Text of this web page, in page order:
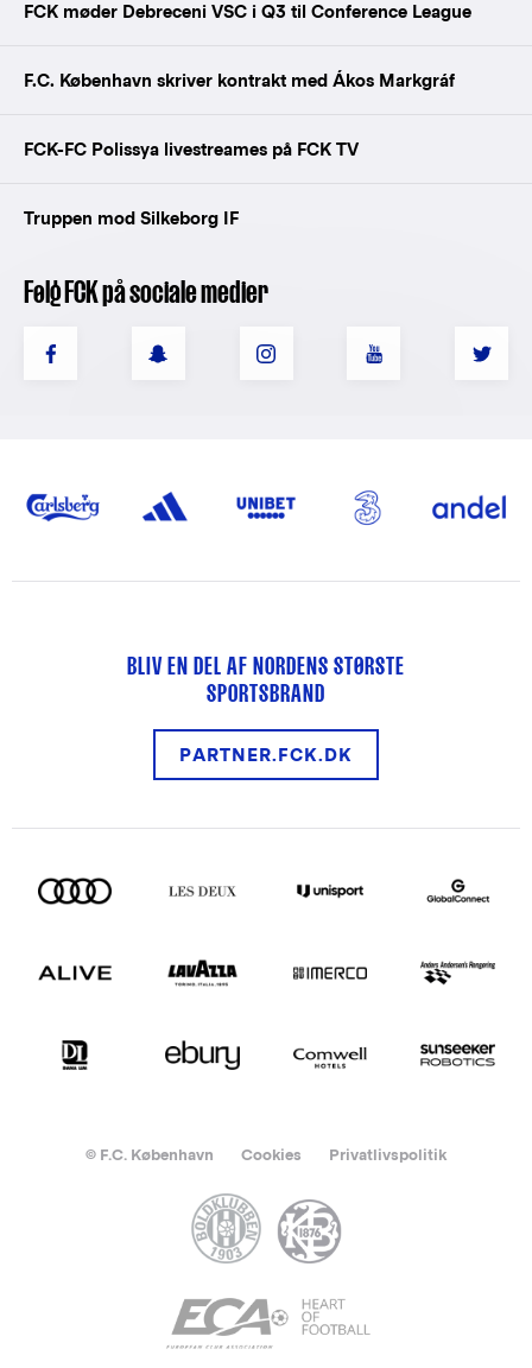
FCK møder Debreceni VSC i Q3 til Conference League
F.C. København skriver kontrakt med Ákos Markgráf
FCK-FC Polissya livestreames på FCK TV
Truppen mod Silkeborg IF
Følg FCK på sociale medier
BLIV EN DEL AF NORDENS STØRSTE
SPORTSBRAND
PARTNER.FCK.DK
© F.C. København Cookies Privatlivspolitik